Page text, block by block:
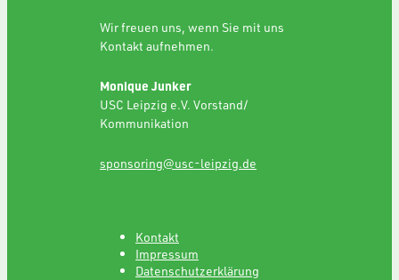
Wir freuen uns, wenn Sie mit uns
Kontakt aufnehmen.
Monique Junker
USC Leipzig e.V. Vorstand/
Kommunikation
sponsoring@usc-leipzig.de
Kontakt
Impressum
Datenschutzerklärung